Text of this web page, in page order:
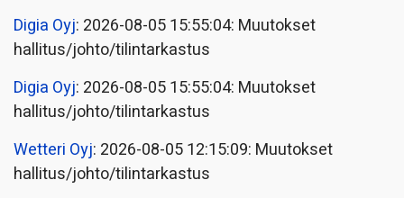
Digia Oyj: 2026-08-05 15:55:04: Muutokset
hallitus/johto/tilintarkastus
Digia Oyj: 2026-08-05 15:55:04: Muutokset
hallitus/johto/tilintarkastus
Wetteri Oyj: 2026-08-05 12:15:09: Muutokset
hallitus/johto/tilintarkastus